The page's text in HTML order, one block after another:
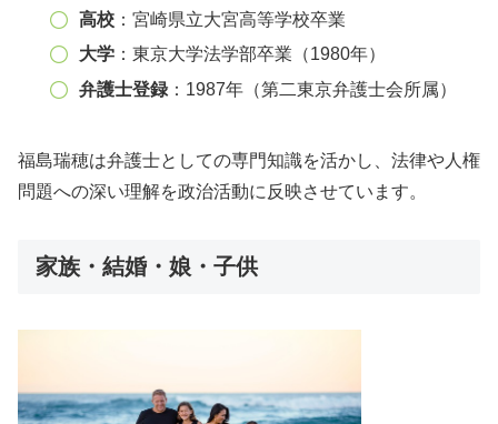
高校：宮崎県立大宮高等学校卒業
大学：東京大学法学部卒業（1980年）
弁護士登録：1987年（第二東京弁護士会所属）
福島瑞穂は弁護士としての専門知識を活かし、法律や人権
問題への深い理解を政治活動に反映させています。
家族・結婚・娘・子供